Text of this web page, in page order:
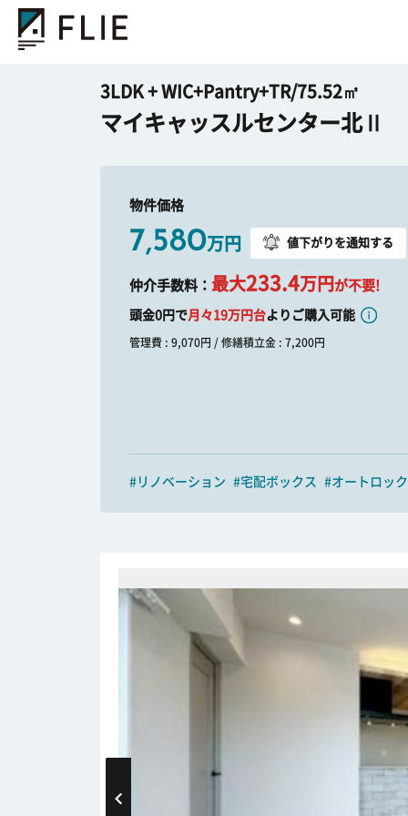
3LDK + WIC+Pantry+TR/75.52㎡
マイキャッスルセンター北Ⅱ
物件価格
7,580万円 値下がりを通知する
仲介手数料： 最大233.4万円 が不要!
頭金0円で月々19万円台よりご購入可能
管理費 : 9,070円 / 修繕積立金 : 7,200円
#リノベーション #宅配ボックス #オートロック